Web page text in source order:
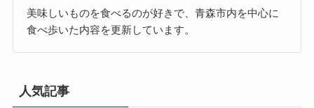
美味しいものを食べるのが好きで、青森市内を中心に
食べ歩いた内容を更新しています。
人気記事